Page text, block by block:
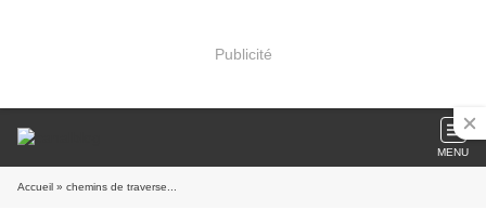
Publicité
MENU
Accueil » chemins de traverse...